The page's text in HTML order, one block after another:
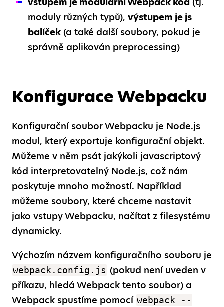
moduly různých typů), výstupem je js
balíček (a také další soubory, pokud je
správně aplikován preprocessing)
Konfigurace Webpacku
Konfigurační soubor Webpacku je Node.js
modul, který exportuje konfigurační objekt.
Můžeme v něm psát jakýkoli javascriptový
kód interpretovatelný Node.js, což nám
poskytuje mnoho možností. Například
můžeme soubory, které chceme nastavit
jako vstupy Webpacku, načítat z filesystému
dynamicky.
Výchozím názvem konfiguračního souboru je
webpack.config.js (pokud není uveden v
příkazu, hledá Webpack tento soubor) a
Webpack spustíme pomocí webpack --